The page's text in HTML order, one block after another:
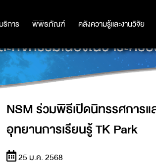
ริการ พิพิธภัณฑ์ คลังความรู้และงานวิจัย
ริการ พิพิธภัณฑ์ คลังความรู้และงานวิจัย
กิจกรรมเนื่องในวาระค
NSM ร่วมพิธีเปิดนิทรรศการแ
อุทยานการเรียนรู้ TK Park
25 ม.ค. 2568